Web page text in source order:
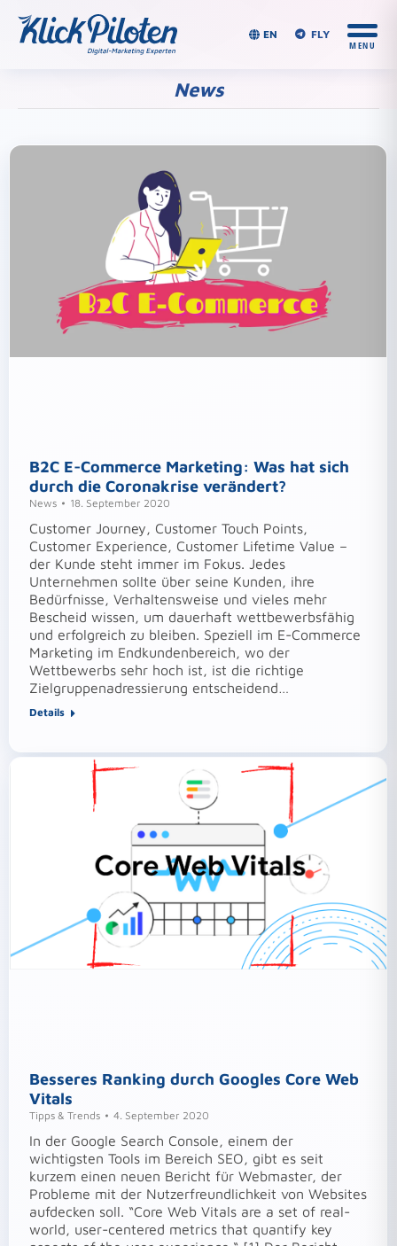
EN FLY
News
Du bist hier:
B2C E-Commerce Marketing: Was hat sich
durch die Coronakrise verändert?
News 18. September 2020
Customer Journey, Customer Touch Points,
Customer Experience, Customer Lifetime Value –
der Kunde steht immer im Fokus. Jedes
Unternehmen sollte über seine Kunden, ihre
Bedürfnisse, Verhaltensweise und vieles mehr
Bescheid wissen, um dauerhaft wettbewerbsfähig
und erfolgreich zu bleiben. Speziell im E-Commerce
Marketing im Endkundenbereich, wo der
Wettbewerbs sehr hoch ist, ist die richtige
Zielgruppenadressierung entscheidend…
Details
Besseres Ranking durch Googles Core Web
Vitals
Tipps & Trends 4. September 2020
In der Google Search Console, einem der
wichtigsten Tools im Bereich SEO, gibt es seit
kurzem einen neuen Bericht für Webmaster, der
Probleme mit der Nutzerfreundlichkeit von Websites
aufdecken soll. “Core Web Vitals are a set of real-
world, user-centered metrics that quantify key